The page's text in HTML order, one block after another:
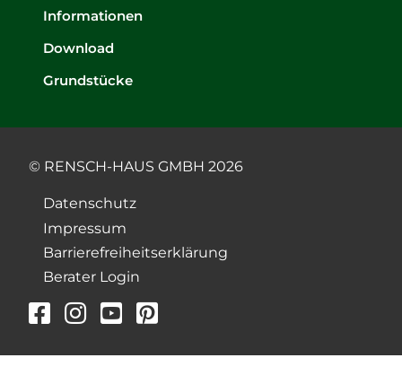
Informationen
Download
Grundstücke
© RENSCH-HAUS GMBH 2026
Datenschutz
Impressum
Barrierefreiheitserklärung
Berater Login